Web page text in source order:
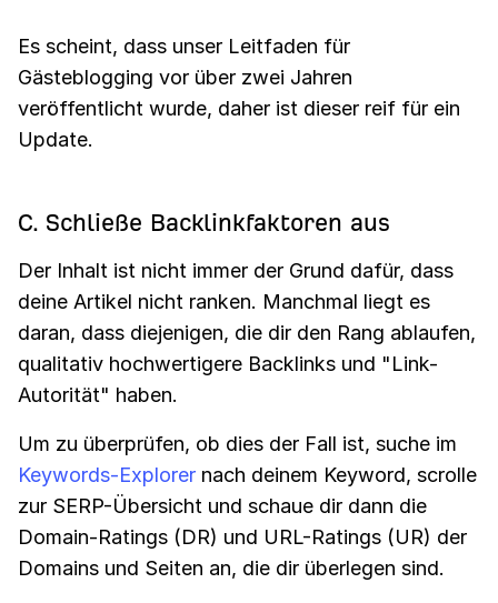
Es scheint, dass unser Leitfaden für
Gästeblogging vor über zwei Jahren
veröffentlicht wurde, daher ist dieser reif für ein
Update.
C. Schließe Backlinkfaktoren aus
Der Inhalt ist nicht immer der Grund dafür, dass
deine Artikel nicht ranken. Manchmal liegt es
daran, dass diejenigen, die dir den Rang ablaufen,
qualitativ hochwertigere Backlinks und "Link-
Autorität" haben.
Um zu überprüfen, ob dies der Fall ist, suche im
Keywords-Explorer nach deinem Keyword, scrolle
zur SERP-Übersicht und schaue dir dann die
Domain-Ratings (DR) und URL-Ratings (UR) der
Domains und Seiten an, die dir überlegen sind.